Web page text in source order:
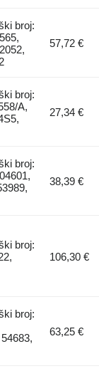
broj:
57,72 €
broj:
A,
27,34 €
broj:
38,39 €
broj:
106,30 €
broj:
63,25 €